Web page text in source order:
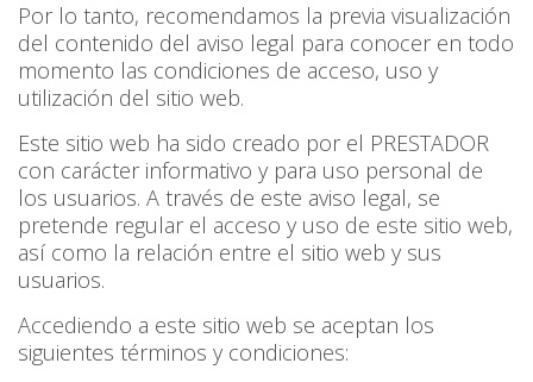
Por lo tanto, recomendamos la previa visualización
del contenido del aviso legal para conocer en todo
momento las condiciones de acceso, uso y
utilización del sitio web.
Este sitio web ha sido creado por el PRESTADOR
con carácter informativo y para uso personal de
los usuarios. A través de este aviso legal, se
pretende regular el acceso y uso de este sitio web,
así como la relación entre el sitio web y sus
usuarios.
Accediendo a este sitio web se aceptan los
siguientes términos y condiciones: